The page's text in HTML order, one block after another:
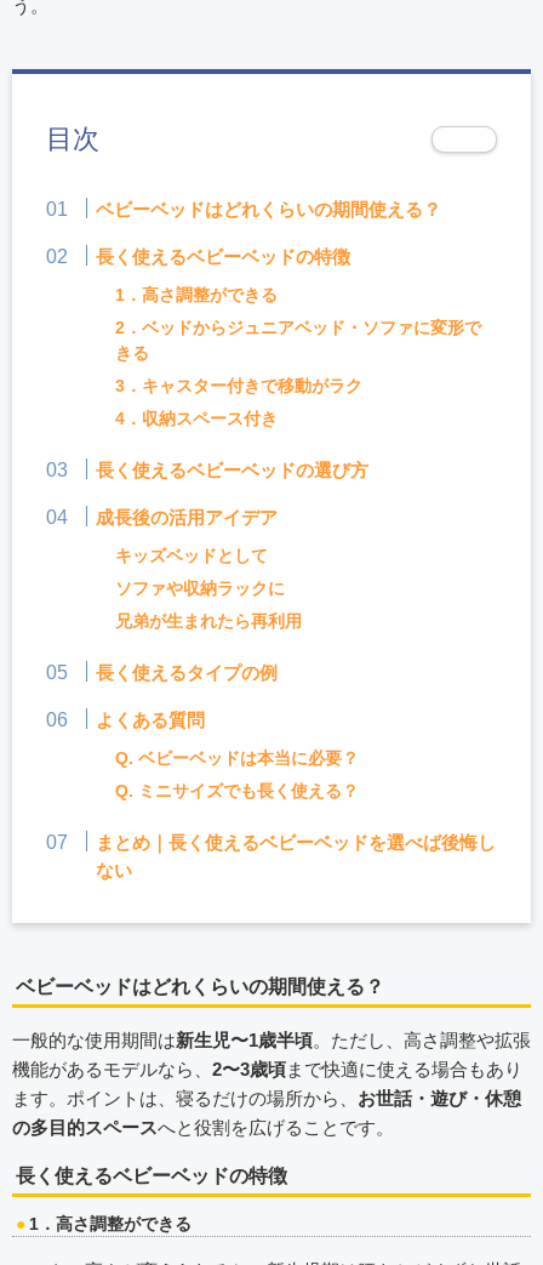
う。
目次
ベビーベッドはどれくらいの期間使える？
長く使えるベビーベッドの特徴
1．高さ調整ができる
2．ベッドからジュニアベッド・ソファに変形で
きる
3．キャスター付きで移動がラク
4．収納スペース付き
長く使えるベビーベッドの選び方
成長後の活用アイデア
キッズベッドとして
ソファや収納ラックに
兄弟が生まれたら再利用
長く使えるタイプの例
よくある質問
Q. ベビーベッドは本当に必要？
Q. ミニサイズでも長く使える？
まとめ｜長く使えるベビーベッドを選べば後悔し
ない
ベビーベッドはどれくらいの期間使える？
一般的な使用期間は新生児〜1歳半頃。ただし、高さ調整や拡張
機能があるモデルなら、 2〜3歳頃まで快適に使える場合もあり
ます。ポイントは、寝るだけの場所から、 お世話・遊び・休憩
の多目的スペースへと役割を広げることです。
長く使えるベビーベッドの特徴
1．高さ調整ができる